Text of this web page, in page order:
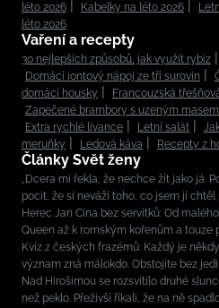
léto 2026
Kabelky na léto 2026
léto 2026
Vaření a recepty
30 nejlepších způsobů, jak využít rybíz
Domácí iontový nápoj ze tří surovin
domácí housky
Francouzská
Zapečené brambory s uzeným
Extra rychlé lívance
Letní salát
meruňky
Ledová káva Recepty z
Články Svět ženy
„Dcera mi řekla, že nechce žít jako já.
pocit, že si neváží toho, co jsem jí chtěl
Herec Jan Cina bez servítků: Od
Queen až k romským kořenům a touze
Kvíz z českých frazémů: Každý je
význam zná málokdo. Obstojíte bez
Nad Hirošimou se rozsvítilo druhé
než peklo. Přeživší říkali, že na ně